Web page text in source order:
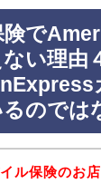
険で
い理由
のでは
ル保険のお